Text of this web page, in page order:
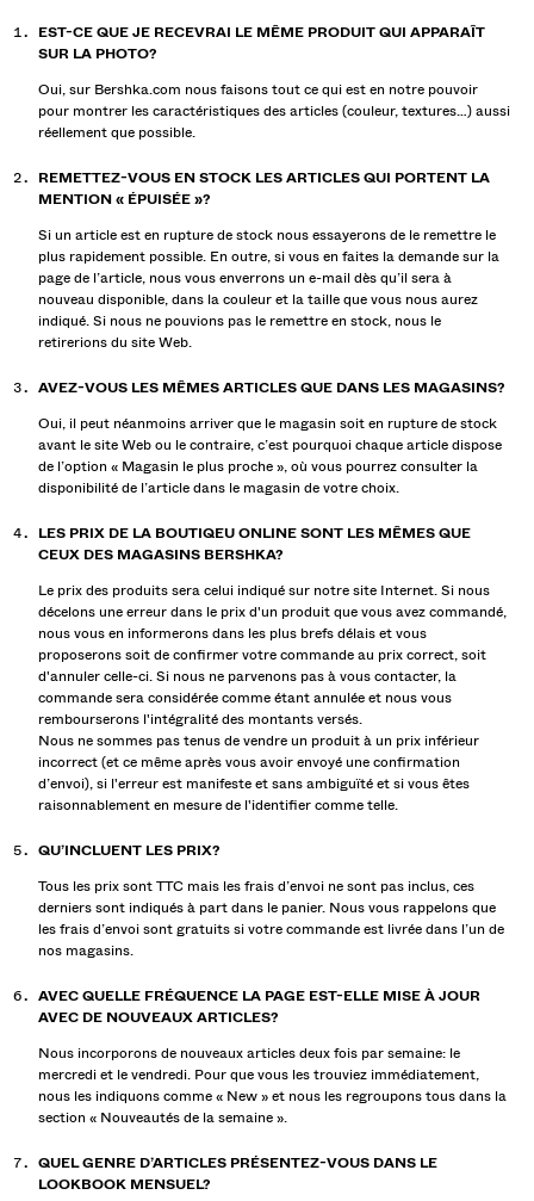
EST-CE QUE JE RECEVRAI LE MÊME PRODUIT QUI APPARAÎT
SUR LA PHOTO?
Oui, sur Bershka.com nous faisons tout ce qui est en notre pouvoir
pour montrer les caractéristiques des articles (couleur, textures…) aussi
réellement que possible.
REMETTEZ-VOUS EN STOCK LES ARTICLES QUI PORTENT LA
MENTION « ÉPUISÉE »?
Si un article est en rupture de stock nous essayerons de le remettre le
plus rapidement possible. En outre, si vous en faites la demande sur la
page de l’article, nous vous enverrons un e-mail dès qu’il sera à
nouveau disponible, dans la couleur et la taille que vous nous aurez
indiqué. Si nous ne pouvions pas le remettre en stock, nous le
retirerions du site Web.
AVEZ-VOUS LES MÊMES ARTICLES QUE DANS LES MAGASINS?
Oui, il peut néanmoins arriver que le magasin soit en rupture de stock
avant le site Web ou le contraire, c’est pourquoi chaque article dispose
de l’option « Magasin le plus proche », où vous pourrez consulter la
disponibilité de l’article dans le magasin de votre choix.
LES PRIX DE LA BOUTIQEU ONLINE SONT LES MÊMES QUE
CEUX DES MAGASINS BERSHKA?
Le prix des produits sera celui indiqué sur notre site Internet. Si nous
décelons une erreur dans le prix d'un produit que vous avez commandé,
nous vous en informerons dans les plus brefs délais et vous
proposerons soit de confirmer votre commande au prix correct, soit
d'annuler celle-ci. Si nous ne parvenons pas à vous contacter, la
commande sera considérée comme étant annulée et nous vous
rembourserons l'intégralité des montants versés.
Nous ne sommes pas tenus de vendre un produit à un prix inférieur
incorrect (et ce même après vous avoir envoyé une confirmation
d’envoi), si l'erreur est manifeste et sans ambiguïté et si vous êtes
raisonnablement en mesure de l'identifier comme telle.
QU’INCLUENT LES PRIX?
Tous les prix sont TTC mais les frais d’envoi ne sont pas inclus, ces
derniers sont indiqués à part dans le panier. Nous vous rappelons que
les frais d’envoi sont gratuits si votre commande est livrée dans l’un de
nos magasins.
AVEC QUELLE FRÉQUENCE LA PAGE EST-ELLE MISE À JOUR
AVEC DE NOUVEAUX ARTICLES?
Nous incorporons de nouveaux articles deux fois par semaine: le
mercredi et le vendredi. Pour que vous les trouviez immédiatement,
nous les indiquons comme « New » et nous les regroupons tous dans la
section « Nouveautés de la semaine ».
QUEL GENRE D’ARTICLES PRÉSENTEZ-VOUS DANS LE
LOOKBOOK MENSUEL?